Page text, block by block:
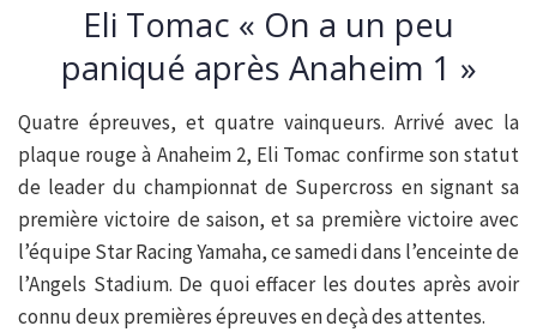
Eli Tomac « On a un peu
paniqué après Anaheim 1 »
Quatre épreuves, et quatre vainqueurs. Arrivé avec la
plaque rouge à Anaheim 2, Eli Tomac confirme son statut
de leader du championnat de Supercross en signant sa
première victoire de saison, et sa première victoire avec
l’équipe Star Racing Yamaha, ce samedi dans l’enceinte de
l’Angels Stadium. De quoi effacer les doutes après avoir
connu deux premières épreuves en deçà des attentes.